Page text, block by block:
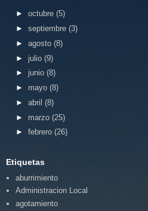
► octubre (5)
► septiembre (3)
► agosto (8)
► julio (9)
► junio (8)
► mayo (8)
► abril (8)
► marzo (25)
► febrero (26)
Etiquetas
aburrimiento
Administracion Local
agotamiento